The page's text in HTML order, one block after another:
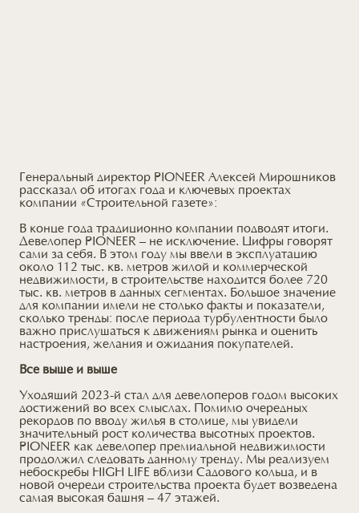
Генеральный директор PIONEER Алексей Мирошников
рассказал об итогах года и ключевых проектах
компании «Строительной газете»:
В конце года традиционно компании подводят итоги.
Девелопер PIONEER – не исключение. Цифры говорят
сами за себя. В этом году мы ввели в эксплуатацию
около 112 тыс. кв. метров жилой и коммерческой
недвижимости, в строительстве находится более 720
тыс. кв. метров в данных сегментах. Большое значение
для компании имели не столько факты и показатели,
сколько тренды: после периода турбулентности было
важно прислушаться к движениям рынка и оценить
настроения, желания и ожидания покупателей.
Все выше и выше
Уходящий 2023-й стал для девелоперов годом высоких
достижений во всех смыслах. Помимо очередных
рекордов по вводу жилья в столице, мы увидели
значительный рост количества высотных проектов.
PIONEER как девелопер премиальной недвижимости
продолжил следовать данному тренду. Мы реализуем
небоскребы HIGH LIFE вблизи Садового кольца, и в
новой очереди строительства проекта будет возведена
самая высокая башня – 47 этажей.